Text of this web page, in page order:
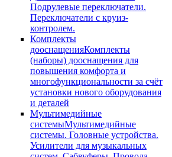
Подрулевые переключатели.
Переключатели с круиз-
контролем.
Комплекты
дооснащенияКомплекты
(наборы) дооснащения для
повышения комфорта и
многофункциональности за счёт
установки нового оборудования
и деталей
Мультимедийные
системыМультимедийные
системы. Головные устройства.
Усилители для музыкальных